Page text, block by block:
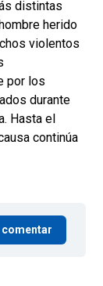
distintas
herido
violentos
por los
durante
Hasta el
continúa
comentar